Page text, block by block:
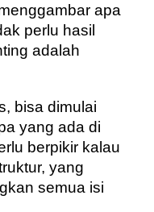
apa
perlu hasil
adalah
bisa dimulai
yang ada di
berpikir kalau
yang
semua isi